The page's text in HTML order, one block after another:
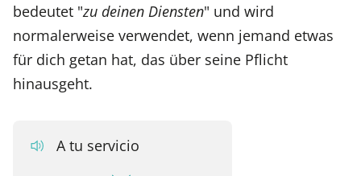
bedeutet "zu deinen Diensten" und wird
normalerweise verwendet, wenn jemand etwas
für dich getan hat, das über seine Pflicht
hinausgeht.
A tu servicio